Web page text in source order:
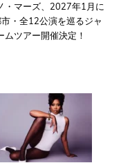
・マーズ、2027年1月に
・全12公演を巡るジャ
ムツアー開催決定！